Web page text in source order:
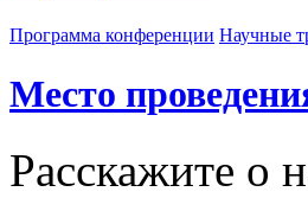
Программа конференции Научные
Место
Расскажите о